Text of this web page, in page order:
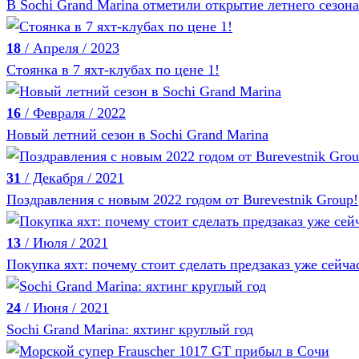
В Sochi Grand Marina отметили открытие летнего
18 / Апреля / 2023
Стоянка в 7 яхт-клубах по цене 1!
16 / Февраля / 2022
Новый летний сезон в Sochi Grand Marina
31 / Декабря / 2021
Поздравления с новым 2022 годом от Burevestnik Group!
13 / Июля / 2021
Покупка яхт: почему стоит сделать предзаказ уже
24 / Июня / 2021
Sochi Grand Marina: яхтинг круглый год